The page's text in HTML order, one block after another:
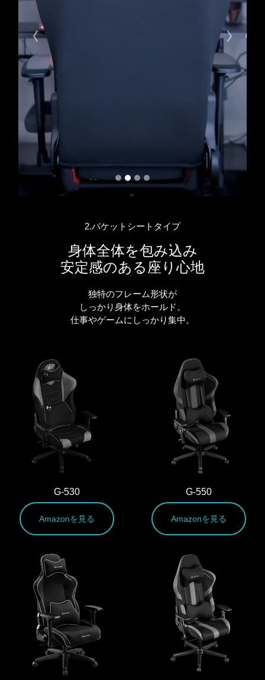
Previous Next
2.バケットシートタイプ
身体全体を包み込み
安定感のある座り心地
独特のフレーム形状が
しっかり身体をホールド。
仕事やゲームにしっかり集中。
G-530
Amazonを見る
G-550
Amazonを見る